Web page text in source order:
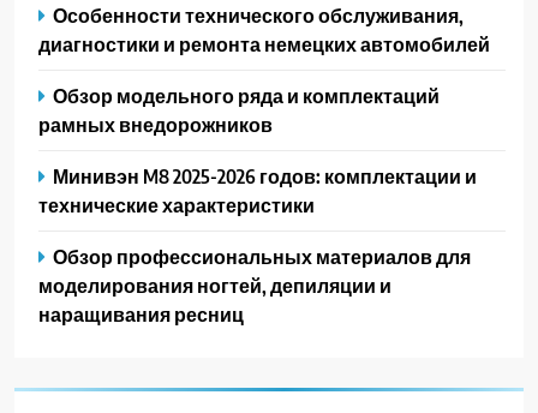
Особенности технического обслуживания,
диагностики и ремонта немецких автомобилей
Обзор модельного ряда и комплектаций
рамных внедорожников
Минивэн M8 2025-2026 годов: комплектации и
технические характеристики
Обзор профессиональных материалов для
моделирования ногтей, депиляции и
наращивания ресниц